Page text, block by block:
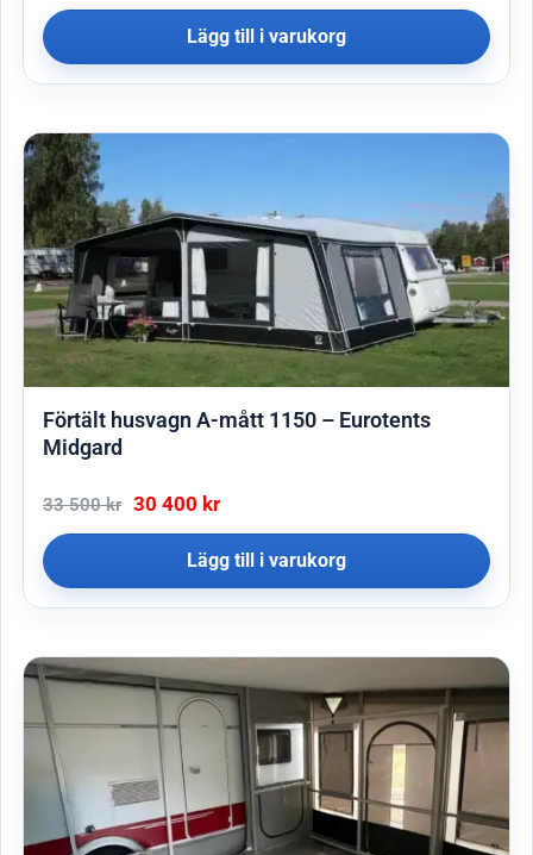
Lägg till i varukorg
Förtält husvagn A-mått 1150 – Eurotents
Midgard
33 500kr 30 400 kr
Lägg till i varukorg